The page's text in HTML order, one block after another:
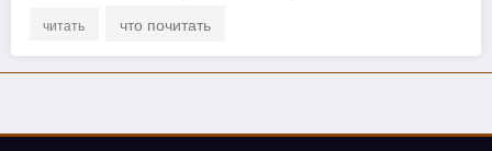
читать что почитать